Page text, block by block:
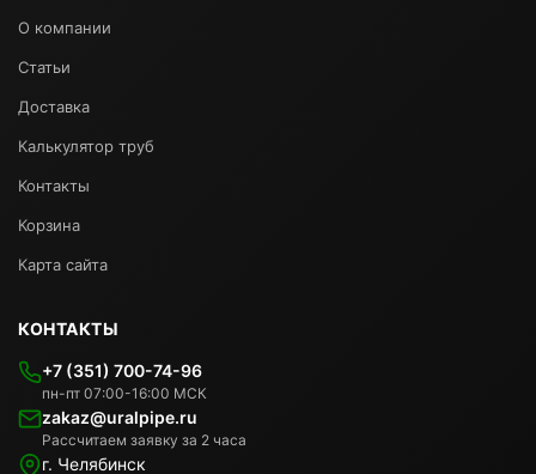
О компании
Статьи
Доставка
Калькулятор труб
Контакты
Корзина
Карта сайта
КОНТАКТЫ
+7 (351) 700-74-96
пн-пт 07:00-16:00 МСК
zakaz@uralpipe.ru
Рассчитаем заявку за 2 часа
г. Челябинск